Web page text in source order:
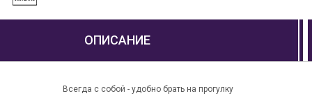
ОПИСАНИЕ
Всегда с собой - удобно брать на прогулку